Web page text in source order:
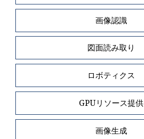
画像認識
図面読み取り
ロボティクス
GPUリソース提供
画像生成